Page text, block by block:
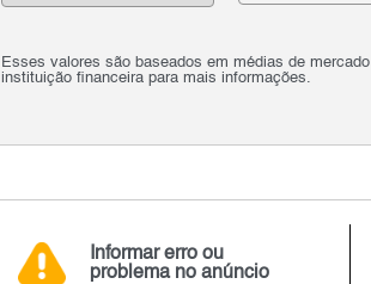
Esses valores são baseados em médias de
instituição financeira para mais informações.
Informar erro ou
problema no anúncio